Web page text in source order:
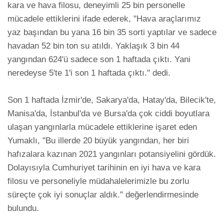
kara ve hava filosu, deneyimli 25 bin personelle
mücadele ettiklerini ifade ederek, "Hava araçlarımız
yaz başından bu yana 16 bin 35 sorti yaptılar ve sadece
havadan 52 bin ton su atıldı. Yaklaşık 3 bin 44
yangından 624'ü sadece son 1 haftada çıktı. Yani
neredeyse 5'te 1'i son 1 haftada çıktı." dedi.
Son 1 haftada İzmir'de, Sakarya'da, Hatay'da, Bilecik'te,
Manisa'da, İstanbul'da ve Bursa'da çok ciddi boyutlara
ulaşan yangınlarla mücadele ettiklerine işaret eden
Yumaklı, "Bu illerde 20 büyük yangından, her biri
hafızalara kazınan 2021 yangınları potansiyelini gördük.
Dolayısıyla Cumhuriyet tarihinin en iyi hava ve kara
filosu ve personeliyle müdahalelerimizle bu zorlu
süreçte çok iyi sonuçlar aldık." değerlendirmesinde
bulundu.